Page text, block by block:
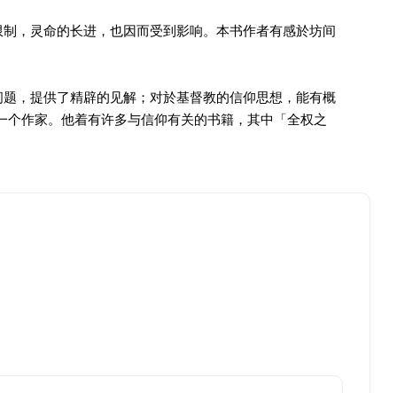
，灵命的长进，也因而受到影响。本书作者有感於坊间
，提供了精辟的见解；对於基督教的信仰思想，能有概
作家。他着有许多与信仰有关的书籍，其中「全权之